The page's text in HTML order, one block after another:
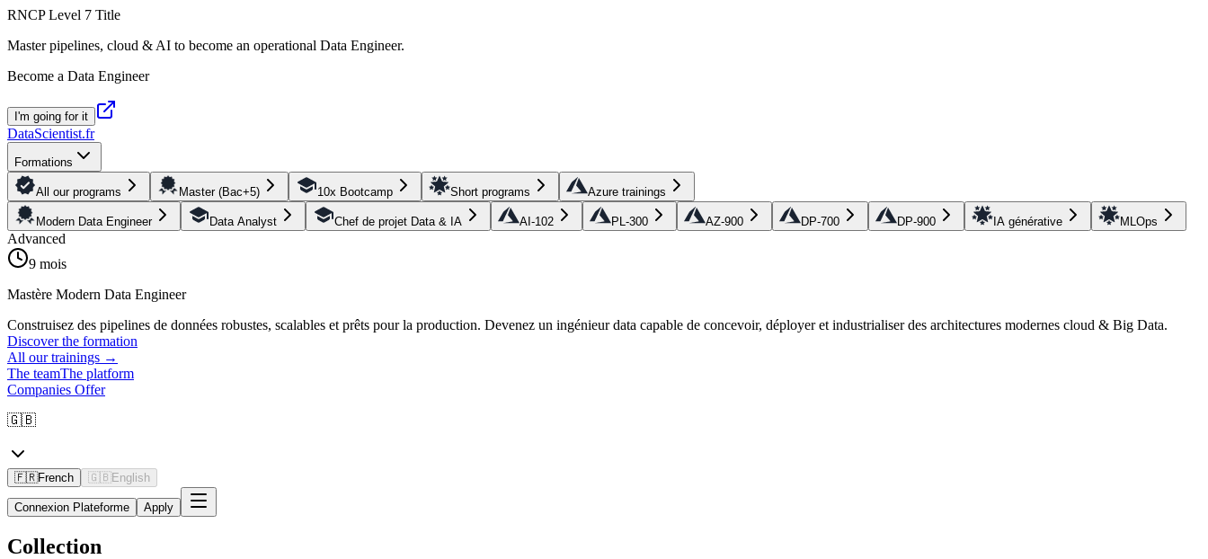
RNCP Level 7 Title
Master pipelines, cloud & AI to become an operational Data Engineer.
Become a Data Engineer
I'm going for it
DataScientist.fr
Formations
All our programs Master (Bac+5) 10x Bootcamp Short programs Azure trainings
Modern Data Engineer Data Analyst Chef de projet Data & IA AI-102 PL-300 AZ-900 DP-700 DP-900 IA générative MLOps
Advanced
9 mois
Mastère Modern Data Engineer
Construisez des pipelines de données robustes, scalables et prêts pour la production. Devenez un ingénieur data capable de concevoir, déployer et industrialiser des architectures modernes cloud & Big Data.
Discover the formation
All our trainings →
The teamThe platform
Companies Offer
🇬🇧
🇫🇷French 🇬🇧 English
Connexion Plateforme Apply
Collection